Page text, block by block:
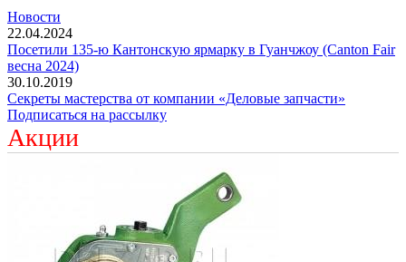
Новости
22.04.2024
Посетили 135-ю Кантонскую ярмарку в Гуанчжоу (Canton Fair
весна 2024)
30.10.2019
Секреты мастерства от компании «Деловые запчасти»
Подписаться на рассылку
Акции